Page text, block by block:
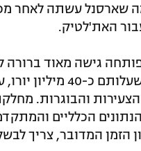
"כל מה שארסנל עשתה
האת'לטיק.
גישה מאוד ברורה
בני 23 ומטה,
והבוגרות.
הכלליים
הזמן המדובר, צריך